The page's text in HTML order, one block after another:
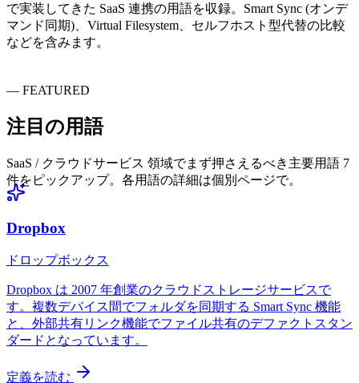
で実装してきた SaaS 連携の用語を収録。Smart Sync (オンデ
マンド同期)、Virtual Filesystem、セルフホスト型代替の比較
などを含みます。
— FEATURED
注目の用語
SaaS / クラウドサービス 領域でまず押さえるべき主要用語 7
件をピックアップ。各用語の詳細は個別ページで。
Dropbox
ドロップボックス
Dropbox は 2007 年創業のクラウドストレージサービスで
す。複数デバイス間でフォルダを同期する Smart Sync 機能
と、外部共有リンク機能でファイル共有のデファクトスタン
ダードとなっています。
定義を読む